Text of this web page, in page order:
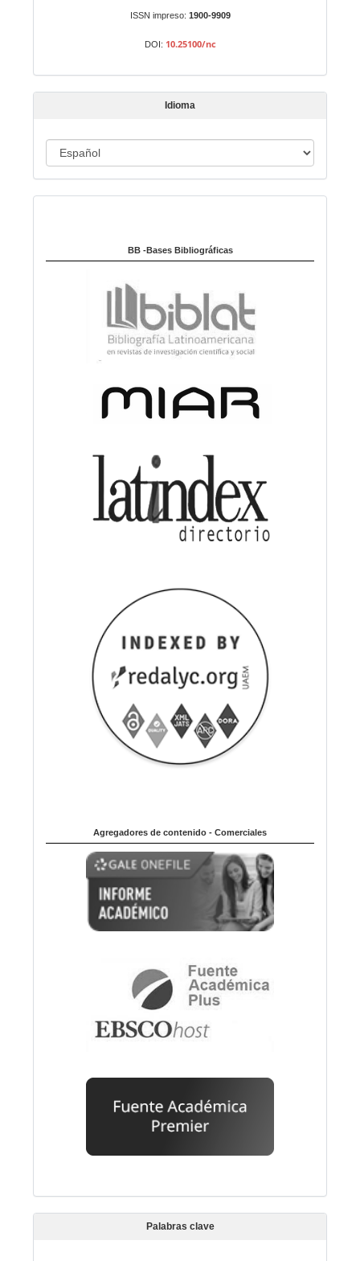
t
í
o
ISSN impreso: 1900-9909
DOI: 10.25100/nc
Idioma
d
a
BB -Bases Bibliográficas
Agregadores de contenido - Comerciales
Palabras clave